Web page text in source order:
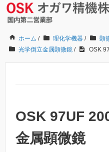
ホーム / 理化学機器 / 顕
光学倒立金属顕微鏡 / OSK
OSK 97UF
金属顕微鏡